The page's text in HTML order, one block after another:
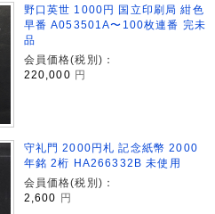
野口英世 1000円 国立印刷局 紺色
早番 A053501A〜100枚連番 完未
品
会員価格(税別)：
220,000 円
守礼門 2000円札 記念紙幣 2000
年銘 2桁 HA266332B 未使用
会員価格(税別)：
2,600 円